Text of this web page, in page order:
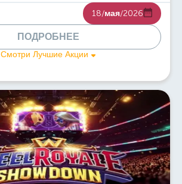
18/мая/2026
ПОДРОБНЕЕ
Смотри Лучшие Акции